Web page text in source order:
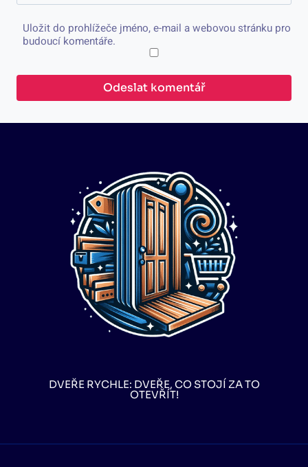
Uložit do prohlížeče jméno, e-mail a webovou stránku pro
budoucí komentáře.
DVEŘE RYCHLE: DVEŘE, CO STOJÍ ZA TO
OTEVŘÍT!